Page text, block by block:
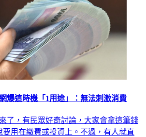
爆這時機「1用途」：無法刺激消費
了，有民眾好奇討論，大家會拿這筆錢
用在繳費或投資上。不過，有人就直